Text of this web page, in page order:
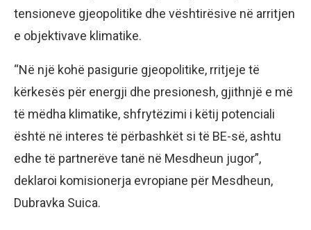
tensioneve gjeopolitike dhe vështirësive në arritjen
e objektivave klimatike.
“Në një kohë pasigurie gjeopolitike, rritjeje të
kërkesës për energji dhe presionesh, gjithnjë e më
të mëdha klimatike, shfrytëzimi i këtij potenciali
është në interes të përbashkët si të BE-së, ashtu
edhe të partnerëve tanë në Mesdheun jugor”,
deklaroi komisionerja evropiane për Mesdheun,
Dubravka Suica.